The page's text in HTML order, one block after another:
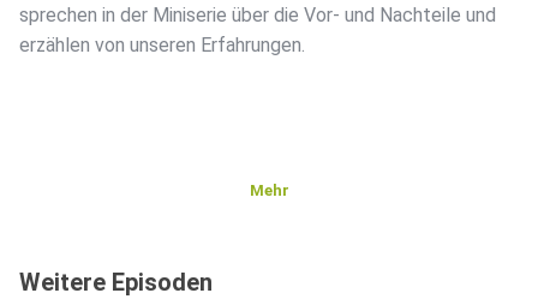
sprechen in der Miniserie über die Vor- und Nachteile und
erzählen von unseren Erfahrungen.
Mehr
Weitere Episoden